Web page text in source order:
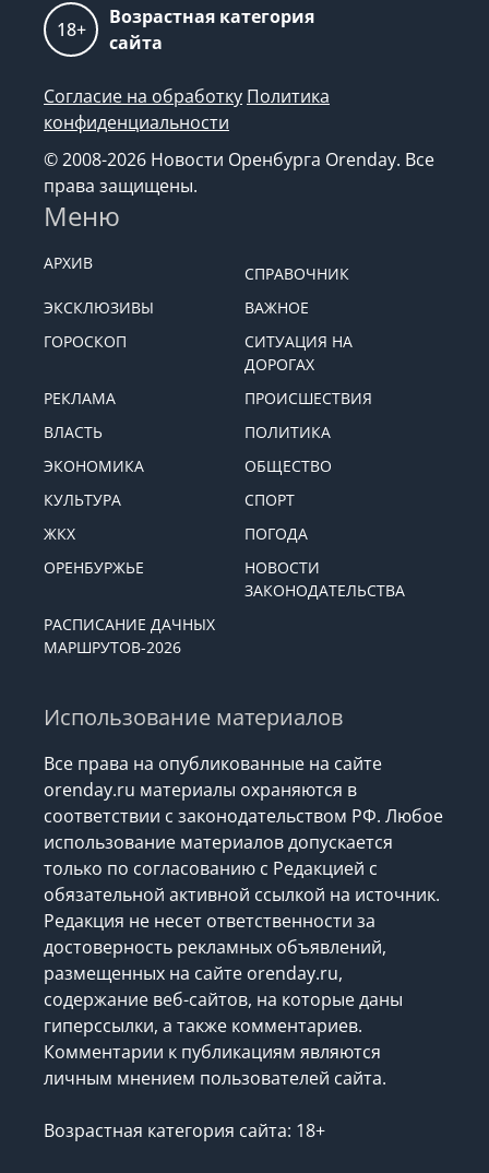
18+
Возрастная категория
сайта
Согласие на обработку Политика
конфиденциальности
© 2008-2026 Новости Оренбурга Orenday. Все
права защищены.
Меню
АРХИВ
СПРАВОЧНИК
ЭКСКЛЮЗИВЫ
ВАЖНОЕ
ГОРОСКОП
СИТУАЦИЯ НА
ДОРОГАХ
РЕКЛАМА
ПРОИСШЕСТВИЯ
ВЛАСТЬ
ПОЛИТИКА
ЭКОНОМИКА
ОБЩЕСТВО
КУЛЬТУРА
СПОРТ
ЖКХ
ПОГОДА
ОРЕНБУРЖЬЕ
НОВОСТИ
ЗАКОНОДАТЕЛЬСТВА
РАСПИСАНИЕ ДАЧНЫХ
МАРШРУТОВ-2026
Использование материалов
Все права на опубликованные на сайте
orenday.ru материалы охраняются в
соответствии с законодательством РФ. Любое
использование материалов допускается
только по согласованию с Редакцией с
обязательной активной ссылкой на источник.
Редакция не несет ответственности за
достоверность рекламных объявлений,
размещенных на сайте orenday.ru,
содержание веб-сайтов, на которые даны
гиперссылки, а также комментариев.
Комментарии к публикациям являются
личным мнением пользователей сайта.
Возрастная категория сайта: 18+